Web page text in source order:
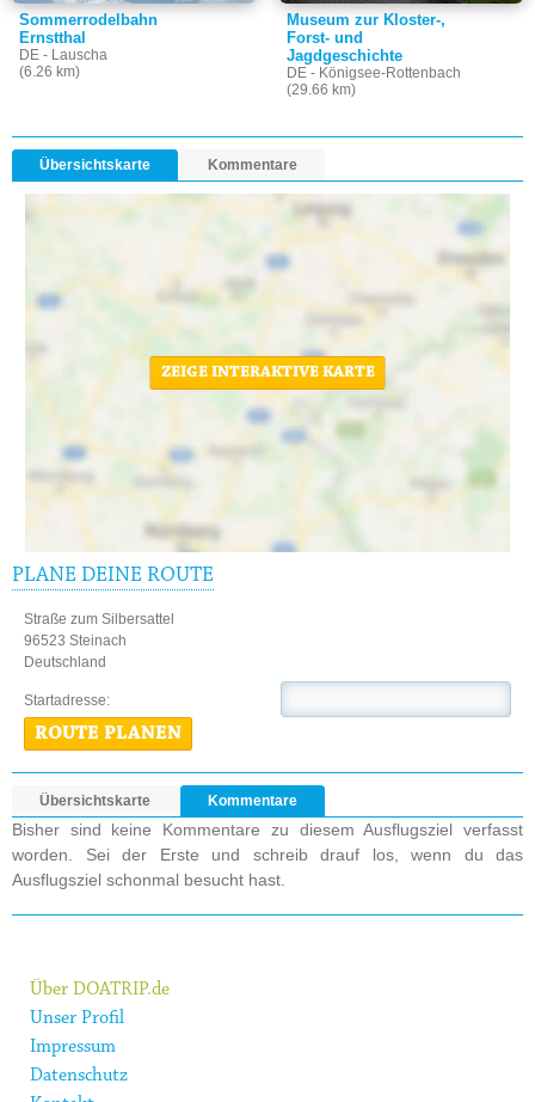
Sommerrodelbahn
Ernstthal
DE - Lauscha
(6.26 km)
Museum zur Kloster-,
Forst- und
Jagdgeschichte
DE - Königsee-Rottenbach
(29.66 km)
Übersichtskarte Kommentare
ZEIGE INTERAKTIVE KARTE
PLANE DEINE ROUTE
Straße zum Silbersattel
96523 Steinach
Deutschland
Startadresse:
ROUTE PLANEN
Übersichtskarte Kommentare
Bisher sind keine Kommentare zu diesem Ausflugsziel verfasst
worden. Sei der Erste und schreib drauf los, wenn du das
Ausflugsziel schonmal besucht hast.
Über DOATRIP.de
Unser Profil
Impressum
Datenschutz